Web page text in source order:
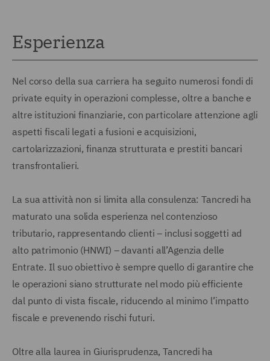
Esperienza
Nel corso della sua carriera ha seguito numerosi fondi di
private equity in operazioni complesse, oltre a banche e
altre istituzioni finanziarie, con particolare attenzione agli
aspetti fiscali legati a fusioni e acquisizioni,
cartolarizzazioni, finanza strutturata e prestiti bancari
transfrontalieri.
La sua attività non si limita alla consulenza: Tancredi ha
maturato una solida esperienza nel contenzioso
tributario, rappresentando clienti – inclusi soggetti ad
alto patrimonio (HNWI) – davanti all’Agenzia delle
Entrate. Il suo obiettivo è sempre quello di garantire che
le operazioni siano strutturate nel modo più efficiente
dal punto di vista fiscale, riducendo al minimo l’impatto
fiscale e prevenendo rischi futuri.
Oltre alla laurea in Giurisprudenza, Tancredi ha